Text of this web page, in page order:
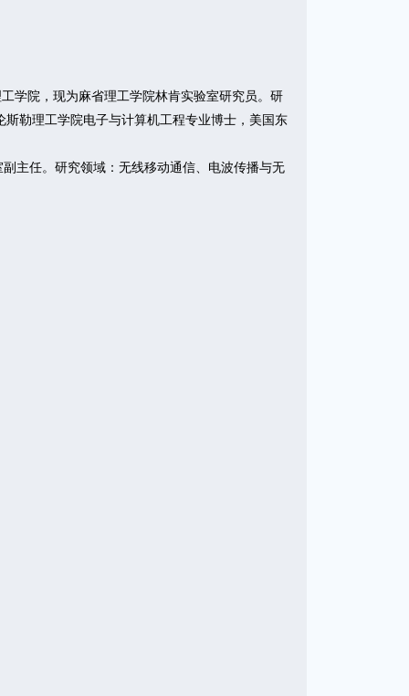
学院，现为麻省理工学院林肯实验室研究员。研
勒理工学院电子与计算机工程专业博士，美国东
主任。研究领域：无线移动通信、电波传播与无